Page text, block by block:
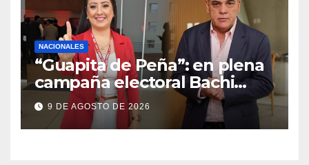
NACIONALES
“Guapita de Peña”: en plena
campaña electoral Bachi
contrató y dio aumentazo a
su candidata
9 DE AGOSTO DE 2026